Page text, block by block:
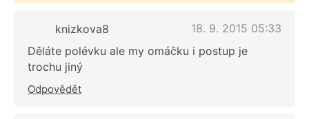
knizkova8
18. 9. 2015 05:33
Děláte polévku ale my omáčku i postup je
trochu jiný
Odpovědět